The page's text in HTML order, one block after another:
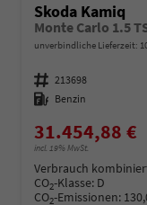
Skoda Kamiq
unverbindliche Lieferzeit:
Fahrzeugnummer 213698
Kraftstoff Benzin
31.454,88 €
incl. 19% MwSt.
Verbrauch
CO2-Klasse: D
CO2-Emissionen: